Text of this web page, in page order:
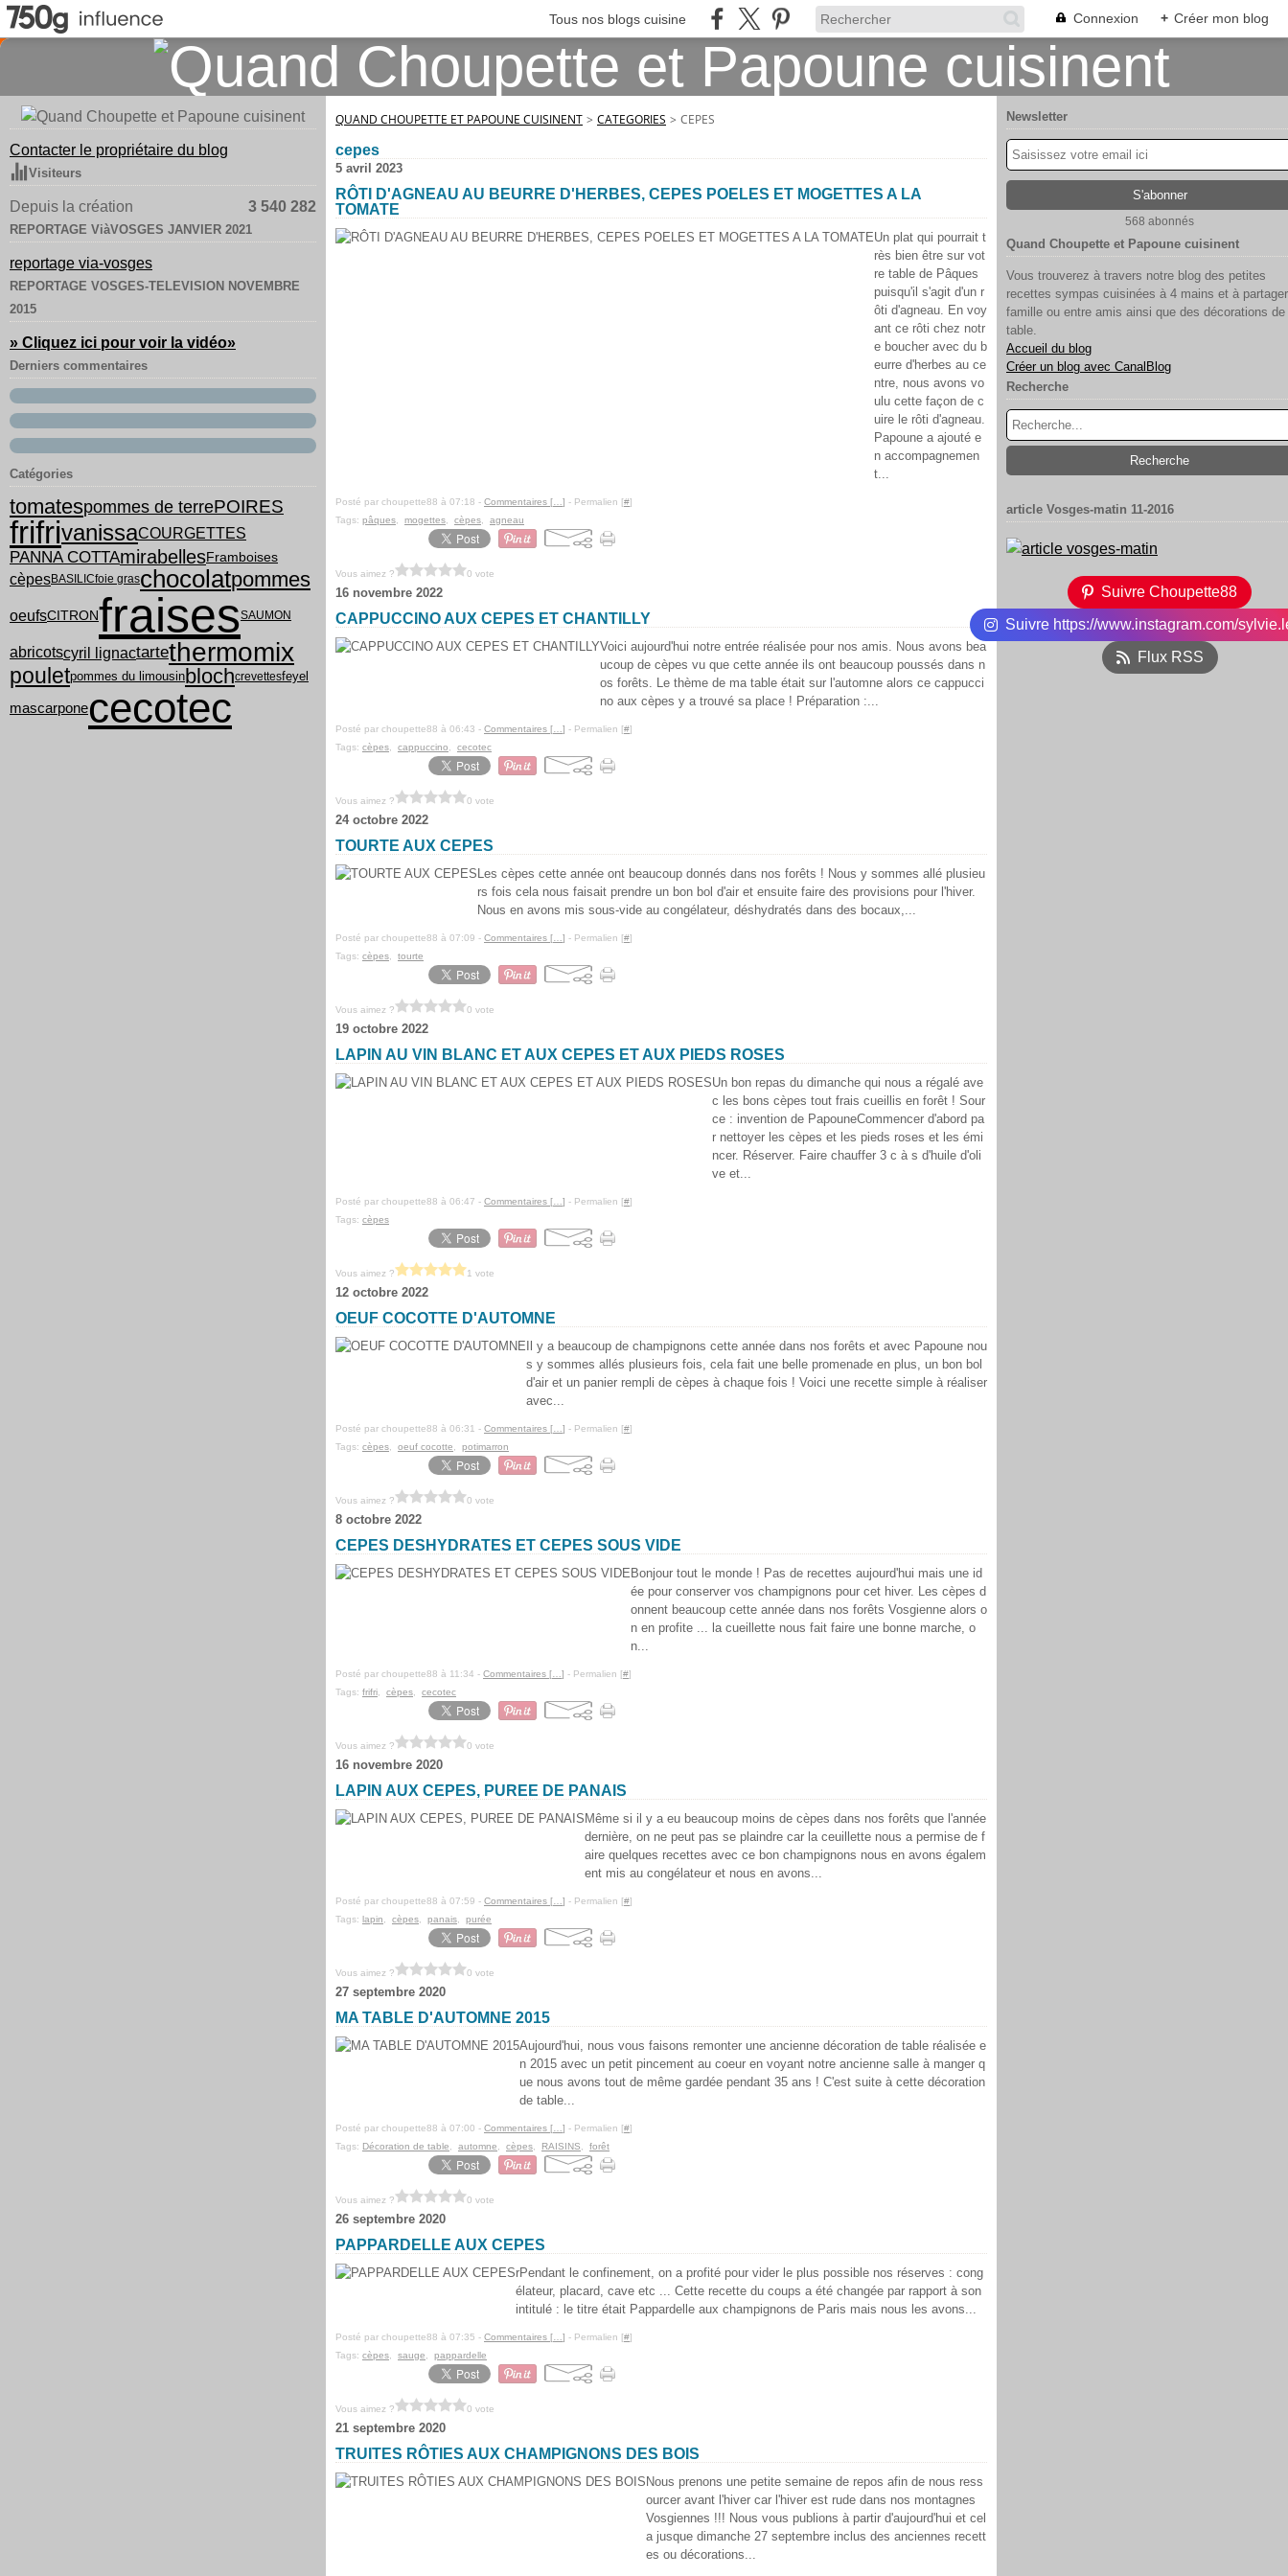
Tous nos blogs cuisine Connexion + Créer mon blog
Contacter le propriétaire du blog
Visiteurs
Depuis la création 3 540 282
REPORTAGE ViàVOSGES JANVIER 2021
reportage via-vosges
REPORTAGE VOSGES-TELEVISION NOVEMBRE
2015
» Cliquez ici pour voir la vidéo»
Derniers commentaires
Catégories
tomatespommes de terrePOIRES
frifrivanissaCOURGETTES
PANNA COTTAmirabellesFramboises
cèpesBASILICfoie graschocolatpommes
oeufsCITRONfraisesSAUMON
abricotscyril lignactartethermomix
pouletpommes du limousinblochcrevettesfeyel
mascarponececotec
QUAND CHOUPETTE ET PAPOUNE CUISINENT > CATEGORIES > CEPES
cepes
5 avril 2023
RÔTI D'AGNEAU AU BEURRE D'HERBES, CEPES POELES ET MOGETTES A LA
TOMATE
Un plat qui pourrait t
rès bien être sur vot
re table de Pâques
puisqu'il s'agit d'un r
ôti d'agneau. En voy
ant ce rôti chez notr
e boucher avec du b
eurre d'herbes au ce
ntre, nous avons vo
ulu cette façon de c
uire le rôti d'agneau.
Papoune a ajouté e
n accompagnemen
t...
Posté par choupette88 à 07:18 - Commentaires [ ] - Permalien [#]
Tags: pâques mogettes cèpes agneau
Vous aimez ? 0 vote
16 novembre 2022
CAPPUCCINO AUX CEPES ET CHANTILLY
Voici aujourd'hui notre entrée réalisée pour nos amis. Nous avons bea
ucoup de cèpes vu que cette année ils ont beaucoup poussés dans n
os forêts. Le thème de ma table était sur l'automne alors ce cappucci
no aux cèpes y a trouvé sa place ! Préparation :...
Posté par choupette88 à 06:43 - Commentaires [ ] - Permalien [#]
Tags: cèpes cappuccino cecotec
Vous aimez ? 0 vote
24 octobre 2022
TOURTE AUX CEPES
Les cèpes cette année ont beaucoup donnés dans nos forêts ! Nous y sommes allé plusieu
rs fois cela nous faisait prendre un bon bol d'air et ensuite faire des provisions pour l'hiver.
Nous en avons mis sous-vide au congélateur, déshydratés dans des bocaux,...
Posté par choupette88 à 07:09 - Commentaires [ ] - Permalien [#]
Tags: cèpes tourte
Vous aimez ? 0 vote
19 octobre 2022
LAPIN AU VIN BLANC ET AUX CEPES ET AUX PIEDS ROSES
Un bon repas du dimanche qui nous a régalé ave
c les bons cèpes tout frais cueillis en forêt ! Sour
ce : invention de PapouneCommencer d'abord pa
r nettoyer les cèpes et les pieds roses et les émi
ncer. Réserver. Faire chauffer 3 c à s d'huile d'oli
ve et...
Posté par choupette88 à 06:47 - Commentaires [ ] - Permalien [#]
Tags: cèpes
Vous aimez ? 1 vote
12 octobre 2022
OEUF COCOTTE D'AUTOMNE
Il y a beaucoup de champignons cette année dans nos forêts et avec Papoune nou
s y sommes allés plusieurs fois, cela fait une belle promenade en plus, un bon bol
d'air et un panier rempli de cèpes à chaque fois ! Voici une recette simple à réaliser
avec...
Posté par choupette88 à 06:31 - Commentaires [ ] - Permalien [#]
Tags: cèpes oeuf cocotte potimarron
Vous aimez ? 0 vote
8 octobre 2022
CEPES DESHYDRATES ET CEPES SOUS VIDE
Bonjour tout le monde ! Pas de recettes aujourd'hui mais une id
ée pour conserver vos champignons pour cet hiver. Les cèpes d
onnent beaucoup cette année dans nos forêts Vosgienne alors o
n en profite ... la cueillette nous fait faire une bonne marche, o
n...
Posté par choupette88 à 11:34 - Commentaires [ ] - Permalien [#]
Tags: frifri cèpes cecotec
Vous aimez ? 0 vote
16 novembre 2020
LAPIN AUX CEPES, PUREE DE PANAIS
Même si il y a eu beaucoup moins de cèpes dans nos forêts que l'année
dernière, on ne peut pas se plaindre car la ceuillette nous a permise de f
aire quelques recettes avec ce bon champignons nous en avons égalem
ent mis au congélateur et nous en avons...
Posté par choupette88 à 07:59 - Commentaires [ ] - Permalien [#]
Tags: lapin cèpes panais purée
Vous aimez ? 0 vote
27 septembre 2020
MA TABLE D'AUTOMNE 2015
Aujourd'hui, nous vous faisons remonter une ancienne décoration de table réalisée e
n 2015 avec un petit pincement au coeur en voyant notre ancienne salle à manger q
ue nous avons tout de même gardée pendant 35 ans ! C'est suite à cette décoration
de table...
Posté par choupette88 à 07:00 - Commentaires [ ] - Permalien [#]
Tags: Décoration de table automne cèpes RAISINS forêt
Vous aimez ? 0 vote
26 septembre 2020
PAPPARDELLE AUX CEPES
rPendant le confinement, on a profité pour vider le plus possible nos réserves : cong
élateur, placard, cave etc ... Cette recette du coups a été changée par rapport à son
intitulé : le titre était Pappardelle aux champignons de Paris mais nous les avons...
Posté par choupette88 à 07:35 - Commentaires [ ] - Permalien [#]
Tags: cèpes sauge pappardelle
Vous aimez ? 0 vote
21 septembre 2020
TRUITES RÔTIES AUX CHAMPIGNONS DES BOIS
Nous prenons une petite semaine de repos afin de nous ress
ourcer avant l'hiver car l'hiver est rude dans nos montagnes
Vosgiennes !!! Nous vous publions à partir d'aujourd'hui et cel
a jusque dimanche 27 septembre inclus des anciennes recett
es ou décorations...
Newsletter
568 abonnés
Quand Choupette et Papoune cuisinent
Vous trouverez à travers notre blog des petites
recettes sympas cuisinées à 4 mains et à
famille ou entre amis ainsi que des décorations de
table.
Accueil du blog
Créer un blog avec CanalBlog
Recherche
article Vosges-matin 11-2016
Suivre Choupette88
Suivre https://www.instagram.com/
Flux RSS